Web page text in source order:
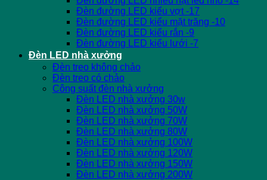
Đèn đường LED kiểu vợt -17
Đèn đường LED kiểu mặt trăng -10
Đèn đường LED kiểu rắn -9
Đèn đường LED kiểu lưới -7
Đèn LED nhà xưởng
Đèn treo không chảo
Đèn treo có chảo
Công suất đèn nhà xưởng
Đèn LED nhà xưởng 30w
Đèn LED nhà xưởng 50W
Đèn LED nhà xưởng 70W
Đèn LED nhà xưởng 80W
Đèn LED nhà xưởng 100W
Đèn LED nhà xưởng 120W
Đèn LED nhà xưởng 150W
Đèn LED nhà xưởng 200W